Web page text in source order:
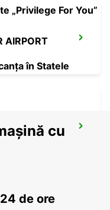
AIRPORT
„Privilege For You”
în Statele
cu
de ore